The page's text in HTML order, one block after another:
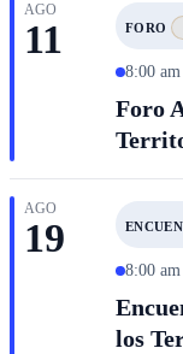
AGO
11 FORO
8:00
Foro
AGO
19
8:00
los